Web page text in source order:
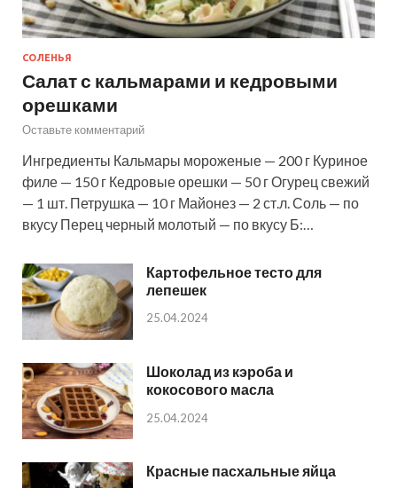
СОЛЕНЬЯ
Салат с кальмарами и кедровыми
орешками
Оставьте комментарий
Ингредиенты Кальмары мороженые — 200 г Куриное
филе — 150 г Кедровые орешки — 50 г Огурец свежий
— 1 шт. Петрушка — 10 г Майонез — 2 ст.л. Соль — по
вкусу Перец черный молотый — по вкусу Б:…
Картофельное тесто для
лепешек
25.04.2024
Шоколад из кэроба и
кокосового масла
25.04.2024
Красные пасхальные яйца